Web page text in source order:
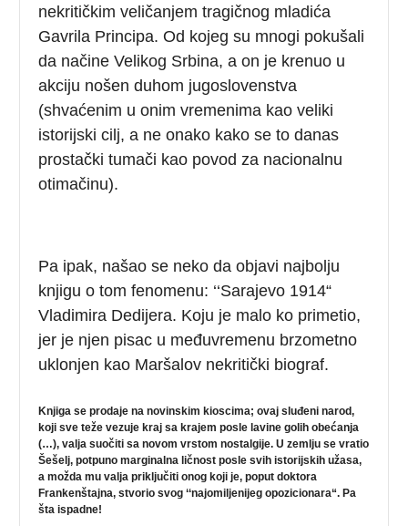
nekritičkim veličanjem tragičnog mladića
Gavrila Principa. Od kojeg su mnogi pokušali
da načine Velikog Srbina, a on je krenuo u
akciju nošen duhom jugoslovenstva
(shvaćenim u onim vremenima kao veliki
istorijski cilj, a ne onako kako se to danas
prostački tumači kao povod za nacionalnu
otimačinu).
Pa ipak, našao se neko da objavi najbolju
knjigu o tom fenomenu: ‘‘Sarajevo 1914“
Vladimira Dedijera. Koju je malo ko primetio,
jer je njen pisac u međuvremenu brzometno
uklonjen kao Maršalov nekritički biograf.
Knjiga se prodaje na novinskim kioscima; ovaj sluđeni narod,
koji sve teže vezuje kraj sa krajem posle lavine golih obećanja
(…), valja suočiti sa novom vrstom nostalgije. U zemlju se vratio
Šešelj, potpuno marginalna ličnost posle svih istorijskih užasa,
a možda mu valja priključiti onog koji je, poput doktora
Frankenštajna, stvorio svog ‘‘najomiljenijeg opozicionara“. Pa
šta ispadne!